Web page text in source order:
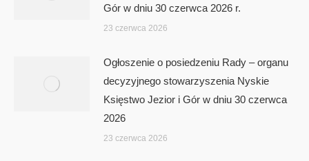
Gór w dniu 30 czerwca 2026 r.
23 czerwca 2026
Ogłoszenie o posiedzeniu Rady – organu
decyzyjnego stowarzyszenia Nyskie
Księstwo Jezior i Gór w dniu 30 czerwca
2026
23 czerwca 2026